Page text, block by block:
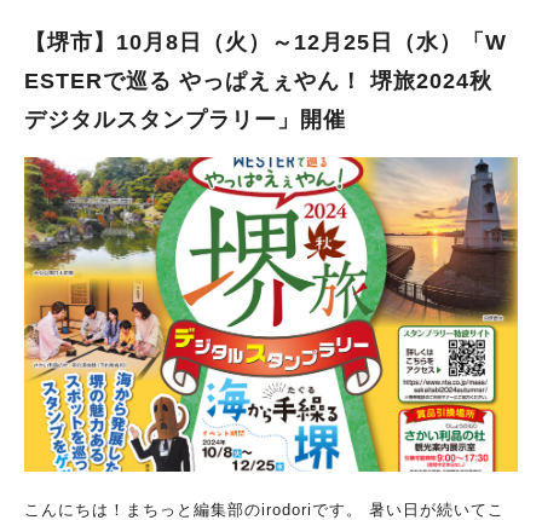
ふわ感が楽しめるペトリス一番人気の【チーズだけのピザ】や、
国産小麦粉100%の生地に伝統的なトマトソースとモッツァレラ
ます。 手づくり体験ひろば ⭐︎角野晒染株式会社 世界にたった一
つの雪花絞り染め手ぬぐい染め体験。6色の中から好きな色を選
んで染める自分だけのオリジナル手ぬぐいです。 小さなお子様
でも体験できるそうです。 ⭐︎郵便局 「とびだすポストカード」
の手づくり体験ができます。小さなお子さまでも簡単に作成する
ことができるそうなので、ぜひこちらもしてみてくださいね。
他にも消防車展示や警察車両コーナーなど、子どもが楽しめるコ
ーナーはもちろん、堺とれたて野菜市やスタンプラリーなども開
催されるのでそちらもお楽しみに！
スタイルに。サラダや焼き野菜から、パンとともにいただけるア
ビールなどのアルコールドリンク、好みの味で作ってくれるカク
テル（ノンアルコールも可能）まで、好きなものを好きなだけチ
いただける 炭火入りのBBQコンロは各組にスタンバイ。自身で
食材を焼くことができます。思うように焼けなかったり、火が強
すぎたら、調度良い火加減になるよう、スタッフが調整してくれ
ます。 「スタンダードBBQコース」についている牛ロース肉は
厚さ約1㎝ほどあるので、ハサミで切りながらいただけます。 テ
ーブルには、味噌だれ、ホットソース、ポリネシアンソース、か
らしマヨネーズ、ケチャップ、おろしポン酢のソースがスタンバ
イ。まずはお肉をポリネシアンソースでいただきました。名前か
ら、トロピカルな味と思いきや、しょう油、みりん、ニンニクが
入った和風テイスト。お肉にマッチしてました。ビュッフェにフ
ォンデュ用のチーズがあり、BBQコンロで温めて肉につけて食
ソースで〝味変〟しながら食べると盛り上がりますよ。 料理長
【堺市】10月8日（火）～12月25日（水）「W
ESTERで巡る やっぱえぇやん！ 堺旅2024秋
デジタルスタンプラリー」開催
こんにちは！まちっと編集部のirodoriです。 暑い日が続いてこ